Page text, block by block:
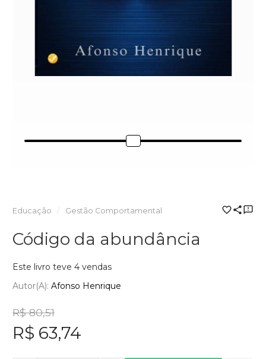
Educação Gestão Comportamental
Código da abundância
Este livro teve 4 vendas
Autor(a): Afonso Henrique
R$ 80,51
R$ 63,74